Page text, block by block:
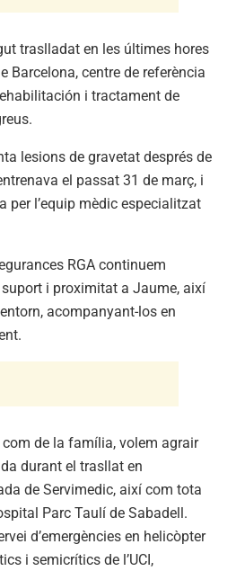
traslladat en les últimes hores
Barcelona, centre de referència
i tractament de
lesions de gravetat després de
el passat 31 de març, i
per l’equip mèdic especialitzat
RGA continuem
i proximitat a Jaume, així
acompanyant-los en
com de la família, volem agrair
durant el trasllat en
de Servimedic, així com tota
Parc Taulí de Sabadell.
d’emergències en helicòpter
i semicrítics de l’UCI,